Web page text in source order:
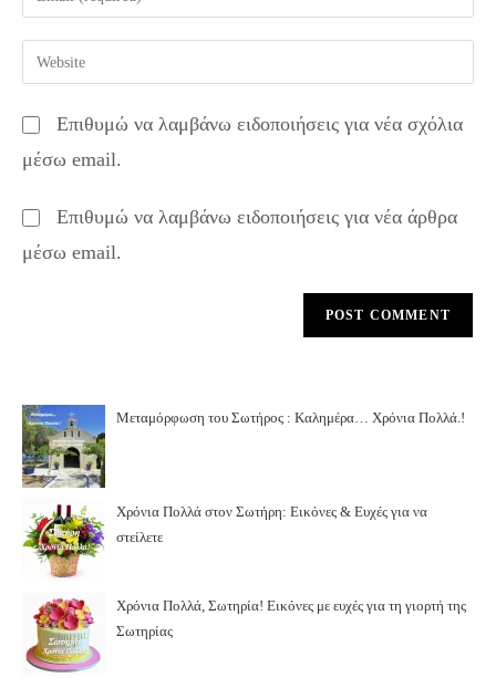
comment
your
email
address
comment
Enter
your
URL
(optional)
Επιθυμώ να λαμβάνω ειδοποιήσεις για νέα σχόλια
μέσω email.
Επιθυμώ να λαμβάνω ειδοποιήσεις για νέα άρθρα
μέσω email.
Μεταμόρφωση του Σωτήρος : Καλημέρα… Χρόνια Πολλά.!
Χρόνια Πολλά στον Σωτήρη: Εικόνες & Ευχές για να
στείλετε
Χρόνια Πολλά, Σωτηρία! Εικόνες με ευχές για τη γιορτή της
Σωτηρίας